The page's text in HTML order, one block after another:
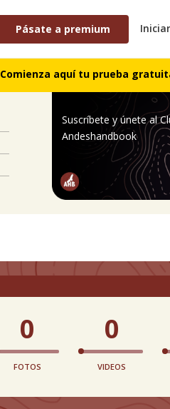
Pásate a premium
Comienza aquí tu prueba
Suscríbete y únete al
Andeshandbook
0
FOTOS
0
VIDEOS